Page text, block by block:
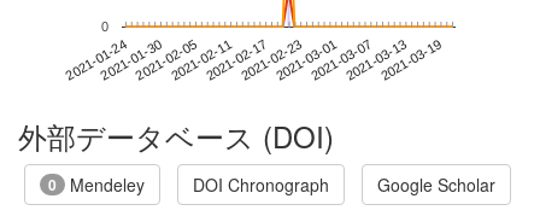
2021-01-242021-01-302021-02-052021-02-112021-02-172021-02-232021-03-012021-03-072021-03-132021-03-19
0
外部データベース (DOI)
0 Mendeley DOI Chronograph Google Scholar